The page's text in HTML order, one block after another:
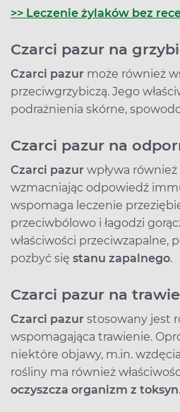
>> Leczenie żylaków bez
Czarci pazur na
Czarci pazur może również
przeciwgrzybiczą. Jego
podrażnienia skórne,
Czarci pazur na
Czarci pazur wpływa
wzmacniając odpowiedź
wspomaga leczenie
przeciwbólowo i łagodzi
właściwości przeciwzapalne,
pozbyć się stanu zapalnego.
Czarci pazur na
Czarci pazur stosowany jest
wspomagająca trawienie.
niektóre objawy, m.in.
rośliny ma również
oczyszcza organizm z toksyn.